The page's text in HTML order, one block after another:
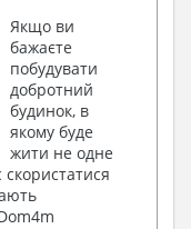
Якщо ви
бажаєте
побудувати
добротний
будинок, в
якому буде
жити не одне